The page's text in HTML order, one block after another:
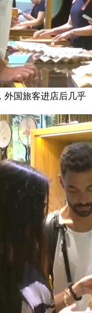
外国旅客进店后几乎